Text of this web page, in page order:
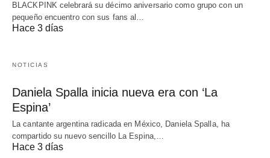
BLACKPINK celebrará su décimo aniversario como grupo con un
pequeño encuentro con sus fans al…
Hace 3 días
NOTICIAS
Daniela Spalla inicia nueva era con ‘La
Espina’
La cantante argentina radicada en México, Daniela Spalla, ha
compartido su nuevo sencillo La Espina,…
Hace 3 días